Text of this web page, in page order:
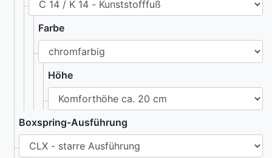
Farbe
Höhe
Boxspring-Ausführung